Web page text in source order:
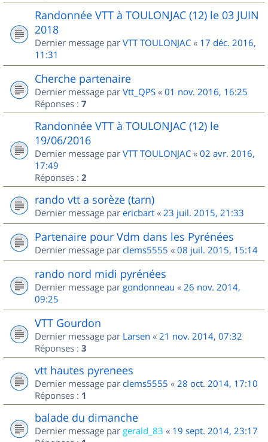
Randonnée VTT à TOULONJAC (12) le 03 JUIN
2018
Dernier message par VTT TOULONJAC « 17 déc. 2016,
11:31
Cherche partenaire
Dernier message par Vtt_QPS « 01 nov. 2016, 16:25
Réponses : 7
Randonnée VTT à TOULONJAC (12) le
19/06/2016
Dernier message par VTT TOULONJAC « 02 avr. 2016,
17:49
Réponses : 2
rando vtt a sorèze (tarn)
Dernier message par ericbart « 23 juil. 2015, 21:33
Partenaire pour Vdm dans les Pyrénées
Dernier message par clems5555 « 08 juil. 2015, 15:14
rando nord midi pyrénées
Dernier message par gondonneau « 26 nov. 2014,
09:25
VTT Gourdon
Dernier message par Larsen « 21 nov. 2014, 07:32
Réponses : 3
vtt hautes pyrenees
Dernier message par clems5555 « 28 oct. 2014, 17:10
Réponses : 1
balade du dimanche
Dernier message par gerald_83 « 19 sept. 2014, 23:17